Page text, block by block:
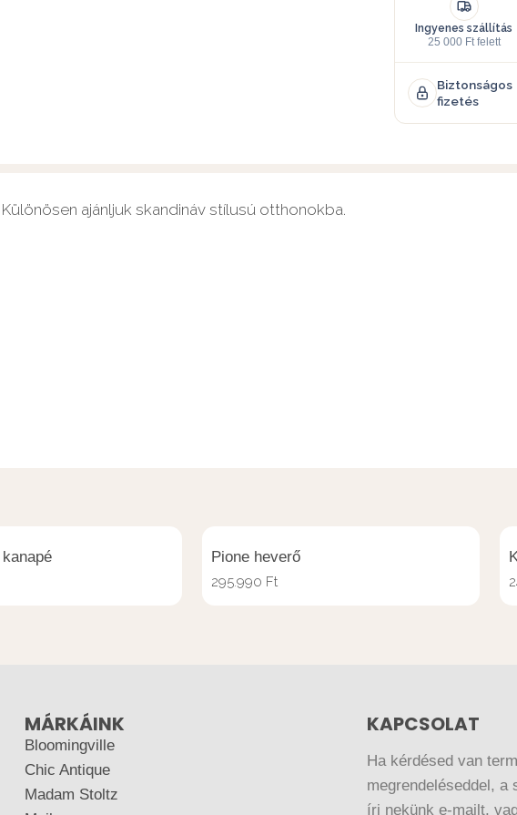
Ingyenes szállítás
25 000 Ft felett
Biztonságos
fizetés
ajánljuk skandináv stílusú otthonokba.
Pione heverő
295.990 Ft
MÁRKÁINK
Bloomingville
Chic Antique
Madam Stoltz
KAPCSOLAT
Ha kérdésed van
megrendeléseddel, a
írj nekünk e-mailt,